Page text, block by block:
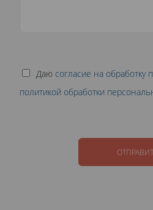
Даю согласие на
политикой обработки